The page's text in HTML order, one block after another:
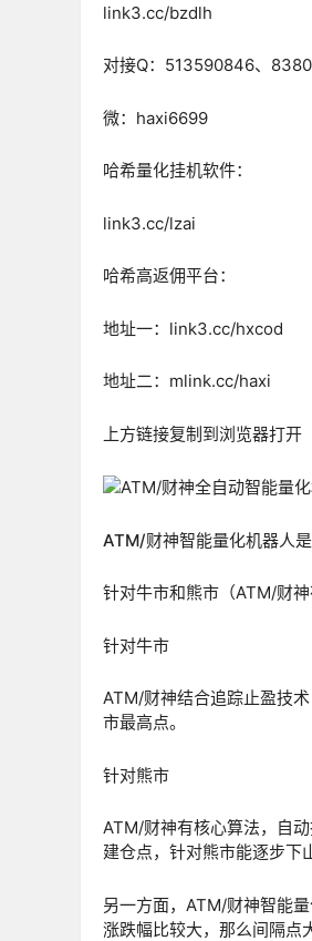
link3.cc/bzdlh
对接Q：513590846、
微：haxi6699
哈希量化挂机软件：
link3.cc/lzai
哈希高返佣平台：
地址一：link3.cc/hxcod
地址二：mlink.cc/haxi
上方链接复制到浏览器打开
ATM/财神智能量化机器人是
针对牛市和熊市（ATM/财
针对牛市
ATM/财神结合追踪止盈技
市最高点。
针对熊市
ATM/财神有核心算法，自
建仓点，针对熊市能逐步下
另一方面，ATM/财神智能
涨跌幅比较大，那么间隔点